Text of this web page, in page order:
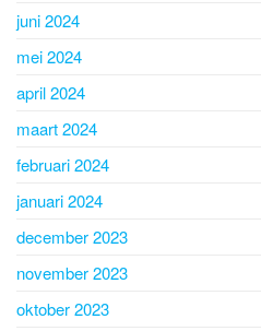
juni 2024
mei 2024
april 2024
maart 2024
februari 2024
januari 2024
december 2023
november 2023
oktober 2023